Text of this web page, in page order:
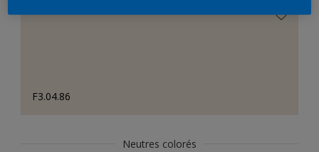
F3.04.86
Neutres colorés